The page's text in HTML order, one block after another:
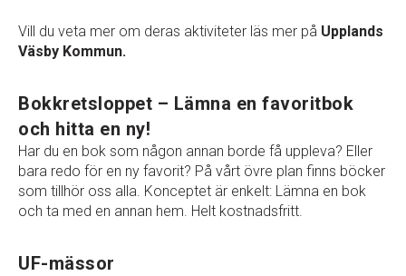
Vill du veta mer om deras aktiviteter läs mer på Upplands
Väsby Kommun.
Bokkretsloppet – Lämna en favoritbok
och hitta en ny!
Har du en bok som någon annan borde få uppleva? Eller
bara redo för en ny favorit? På vårt övre plan finns böcker
som tillhör oss alla. Konceptet är enkelt: Lämna en bok
och ta med en annan hem. Helt kostnadsfritt.
UF-mässor